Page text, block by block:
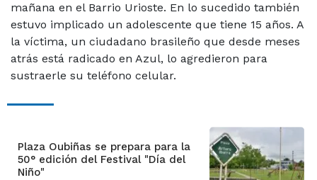
mañana en el Barrio Urioste. En lo sucedido también
estuvo implicado un adolescente que tiene 15 años. A
la víctima, un ciudadano brasileño que desde meses
atrás está radicado en Azul, lo agredieron para
sustraerle su teléfono celular.
Plaza Oubiñas se prepara para la
50° edición del Festival "Día del
Niño"